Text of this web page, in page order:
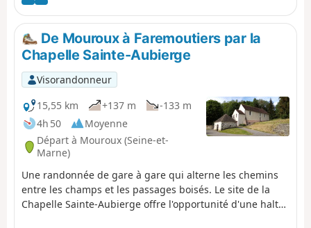
Canal de l'Ourcq et des passages en sous-bois, au bord
de la Marne ou de la rivière Ourcq.
De Mouroux à Faremoutiers par la
Chapelle Sainte-Aubierge
Visorandonneur
15,55 km
+137 m
-133 m
4h 50
Moyenne
Départ à Mouroux (Seine-et-
Marne)
Une randonnée de gare à gare qui alterne les chemins
entre les champs et les passages boisés. Le site de la
Chapelle Sainte-Aubierge offre l'opportunité d'une halte